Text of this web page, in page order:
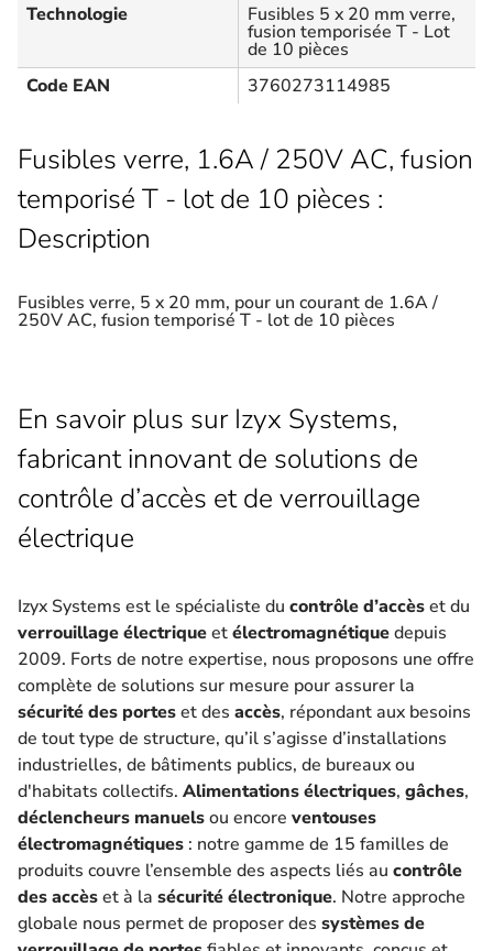
Technologie Fusibles 5 x 20 mm verre,
fusion temporisée T - Lot
de 10 pièces
Code EAN
3760273114985
Fusibles verre, 1.6A / 250V AC, fusion
temporisé T - lot de 10 pièces :
Description
Fusibles verre, 5 x 20 mm, pour un courant de 1.6A /
250V AC, fusion temporisé T - lot de 10 pièces
En savoir plus sur Izyx Systems,
fabricant innovant de solutions de
contrôle d’accès et de verrouillage
électrique
Izyx Systems est le spécialiste du contrôle d’accèset du
verrouillage électriqueetélectromagnétiquedepuis
2009. Forts de notre expertise, nous proposons une offre
complète de solutions sur mesure pour assurer la
sécurité des porteset des accès, répondant aux besoins
de tout type de structure, qu’il s’agisse d’installations
industrielles, de bâtiments publics, de bureaux ou
d'habitats collectifs. Alimentations électriques, gâches,
déclencheurs manuelsou encore ventouses
électromagnétiques : notre gamme de 15 familles de
produits couvre l’ensemble des aspects liés au contrôle
des accèset à la sécurité électronique. Notre approche
globale nous permet de proposer des systèmes de